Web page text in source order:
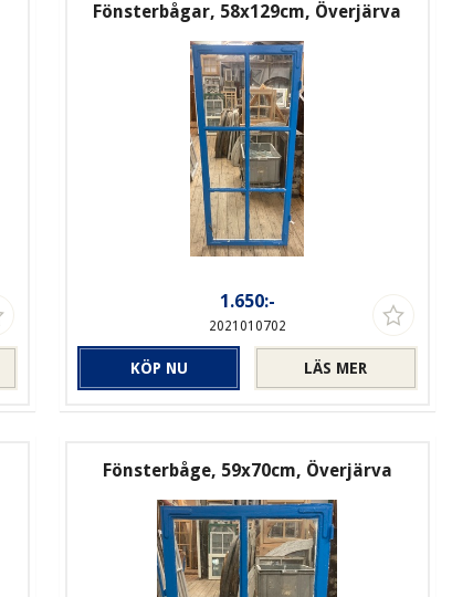
Fönsterbågar, 58x129cm, Överjärva
1.650:-
2021010702
LÄS MER
KÖP NU
Fönsterbåge, 59x70cm, Överjärva